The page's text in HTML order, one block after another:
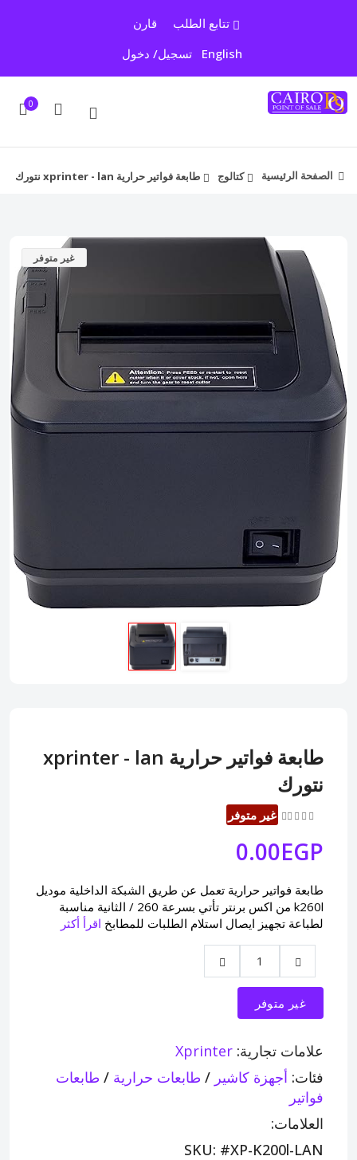
تتابع الطلب
قارن
English
تسجيل/ دخول
0
الصفحة الرئيسية كتالوج طابعة فواتير حرارية xprinter - lan نتورك
غير متوفر
طابعة فواتير حرارية xprinter - lan
نتورك
غير متوفر
0.00EGP
طابعة فواتير حرارية تعمل عن طريق الشبكة الداخلية موديل
k260l من اكس برنتر تأتي بسرعة 260 / الثانية مناسبة
لطباعة تجهيز ايصال استلام الطلبات للمطابخ اقرأ أكثر
غير متوفر
علامات تجارية: Xprinter
فئات: أجهزة كاشير / طابعات حرارية / طابعات
فواتير
العلامات:
SKU: #XP-K200l-LAN